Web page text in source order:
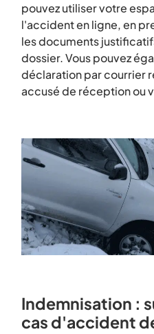
pouvez utiliser votre
l'accident en ligne, en
les documents
dossier. Vous pouvez
déclaration par courrier
accusé de réception ou
Indemnisation :
cas d'accident